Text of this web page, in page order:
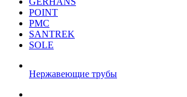
POINT
РМС
SANTREK
SOLE
Нержавеющие трубы